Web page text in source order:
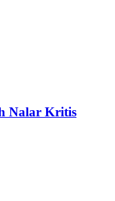
Nalar Kritis